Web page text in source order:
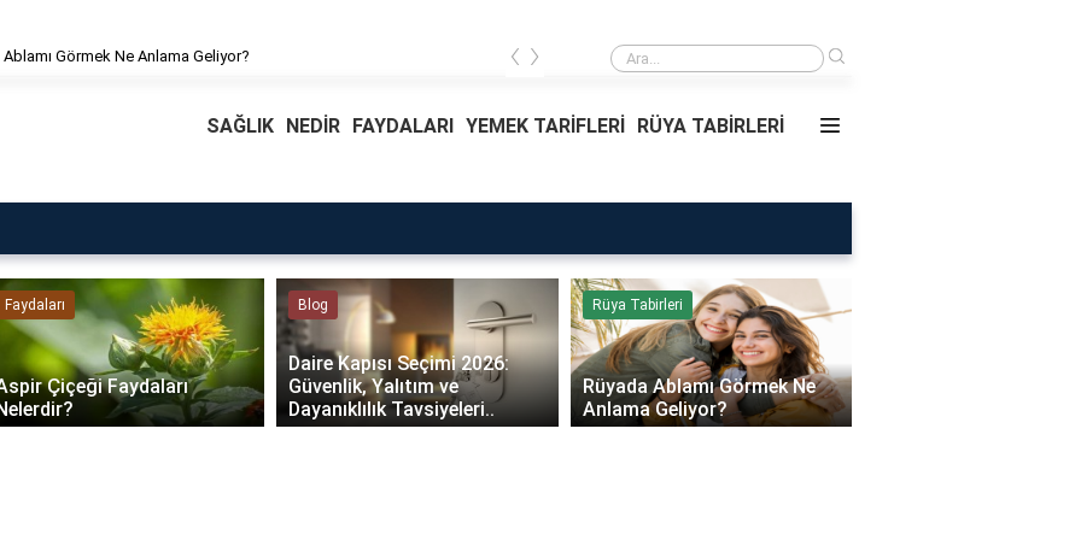
Görmek Ne Anlama Geliyor? Rüyada Ablamı Görmek Ne Anlama Geliyor?
‹ ›
SAĞLIK NEDİR FAYDALARI YEMEK TARİFLERİ RÜYA TABİRLERİ
Faydaları
Çiçeği Faydaları
Blog
Daire Kapısı Seçimi 2026:
Güvenlik, Yalıtım ve
Dayanıklılık Tavsiyeleri..
Rüya Tabirleri
Rüyada Ablamı Görmek Ne
Anlama Geliyor?